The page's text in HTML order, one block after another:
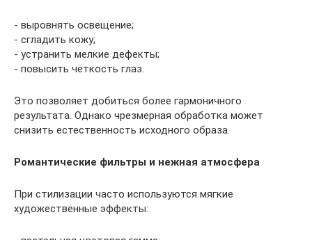
- выровнять освещение;
- сгладить кожу;
- устранить мелкие дефекты;
- повысить чёткость глаз.
Это позволяет добиться более гармоничного
результата. Однако чрезмерная обработка может
снизить естественность исходного образа.
Романтические фильтры и нежная атмосфера
При стилизации часто используются мягкие
художественные эффекты: